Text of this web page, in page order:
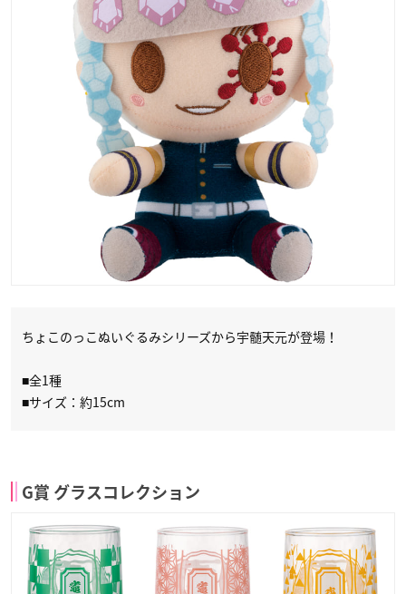
ちょこのっこぬいぐるみシリーズから宇髄天元が登場！
■全1種
■サイズ：約15cm
G賞 グラスコレクション